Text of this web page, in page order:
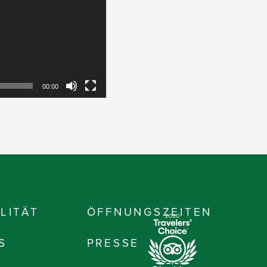
00:00
ÖFFNUNGSZEITEN
PRESSE